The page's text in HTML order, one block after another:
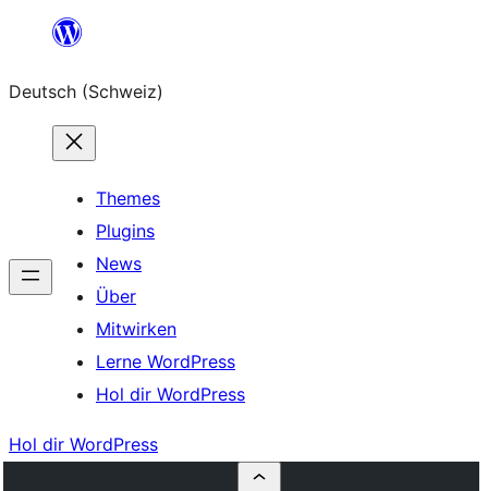
springen
Deutsch (Schweiz)
Themes
Plugins
News
Über
Mitwirken
Lerne WordPress
Hol dir WordPress
Hol dir WordPress